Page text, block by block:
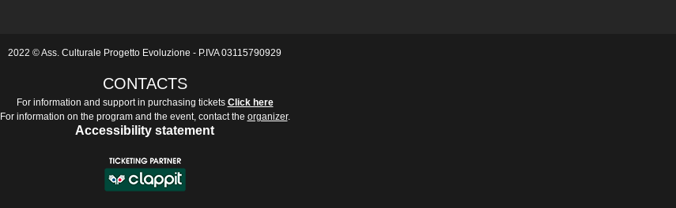
2022 © Ass. Culturale Progetto Evoluzione - P.IVA 03115790929
CONTACTS
For information and support in purchasing tickets Click here
For information on the program and the event, contact the organizer.
Accessibility statement